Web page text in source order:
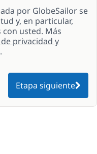
por GlobeSailor se
y, en particular,
usted. Más
privacidad y
.
Etapa siguiente